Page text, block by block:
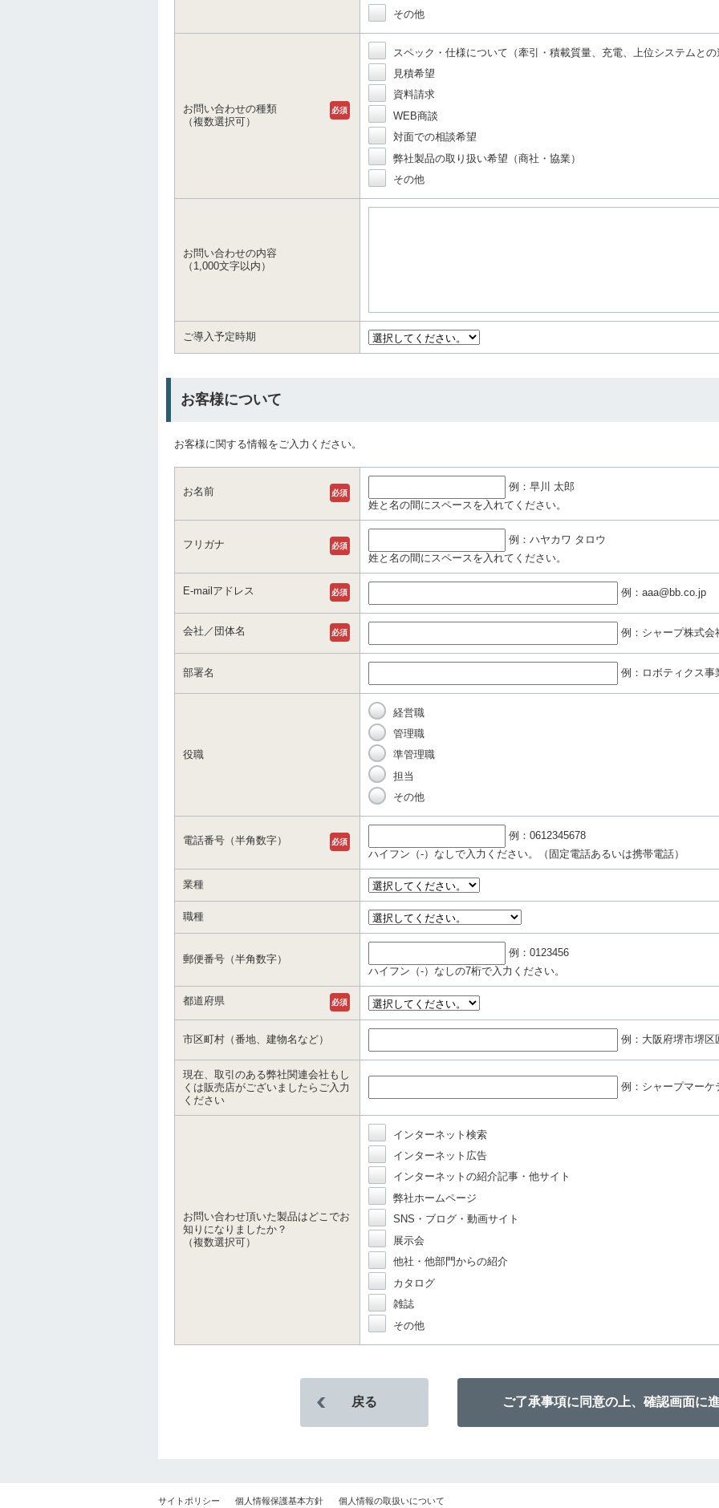
その他
お問い合わせの種類
（複数選択可）
必須
スペック・仕様について（牽引・積載質量、充電、上位システムと
見積希望
資料請求
WEB商談
対面での相談希望
弊社製品の取り扱い希望（商社・協業）
その他
お問い合わせの内容
（1,000文字以内）
ご導入予定時期
お客様について
お客様に関する情報をご入力ください。
お名前 必須
例：早川 太郎
姓と名の間にスペースを入れてください。
フリガナ 必須
例：ハヤカワ タロウ
姓と名の間にスペースを入れてください。
E-mailアドレス 必須 例：aaa@bb.co.jp
会社／団体名 必須 例：シャープ株式会
部署名 例：ロボティクス事
役職
経営職
管理職
準管理職
担当
その他
電話番号（半角数字） 必須
例：0612345678
ハイフン（-）なしで入力ください。（固定電話あるいは携帯電話）
業種
職種
郵便番号（半角数字）
例：0123456
ハイフン（-）なしの7桁で入力ください。
都道府県 必須
市区町村（番地、建物名など） 例：大阪府堺市堺
現在、取引のある弊社関連会社もし
くは販売店がございましたらご入力
ください
例：シャープマーケ
お問い合わせ頂いた製品はどこでお
知りになりましたか？
（複数選択可）
インターネット検索
インターネット広告
インターネットの紹介記事・他サイト
弊社ホームページ
SNS・ブログ・動画サイト
展示会
他社・他部門からの紹介
カタログ
雑誌
その他
サイトポリシー 個人情報保護基本方針 個人情報の取扱いについて